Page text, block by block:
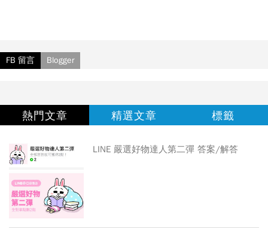
FB 留言 Blogger
熱門文章 精選文章 標籤
LINE 嚴選好物達人第二彈 答案/解答